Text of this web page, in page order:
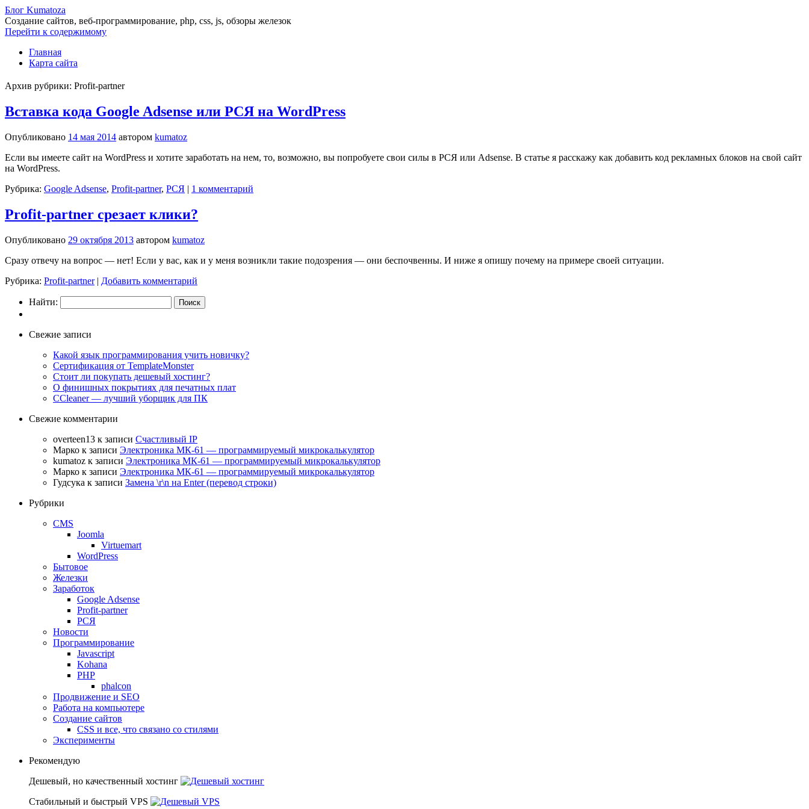
Блог Kumatoza
Создание сайтов, веб-программирование, php, css, js, обзоры железок
Перейти к содержимому
Главная
Карта сайта
Архив рубрики: Profit-partner
Вставка кода Google Adsense или РСЯ на WordPress
Опубликовано 14 мая 2014 автором kumatoz
Если вы имеете сайт на WordPress и хотите заработать на нем, то, возможно, вы попробуете свои силы в РСЯ или Adsense. В статье я расскажу как добавить код рекламных блоков на свой сайт
на WordPress.
Рубрика: Google Adsense, Profit-partner, РСЯ | 1 комментарий
Profit-partner срезает клики?
Опубликовано 29 октября 2013 автором kumatoz
Сразу отвечу на вопрос — нет! Если у вас, как и у меня возникли такие подозрения — они беспочвенны. И ниже я опишу почему на примере своей ситуации.
Рубрика: Profit-partner | Добавить комментарий
Найти:
Свежие записи
Какой язык программирования учить новичку?
Сертификация от TemplateMonster
Стоит ли покупать дешевый хостинг?
О финишных покрытиях для печатных плат
CCleaner — лучший уборщик для ПК
Свежие комментарии
overteen13 к записи Счастливый IP
Марко к записи Электроника МК-61 — программируемый микрокалькулятор
kumatoz к записи Электроника МК-61 — программируемый микрокалькулятор
Марко к записи Электроника МК-61 — программируемый микрокалькулятор
Гудсука к записи Замена \r\n на Enter (перевод строки)
Рубрики
CMS
Joomla
Virtuemart
WordPress
Бытовое
Железки
Заработок
Google Adsense
Profit-partner
РСЯ
Новости
Программирование
Javascript
Kohana
PHP
phalcon
Продвижение и SEO
Работа на компьютере
Создание сайтов
CSS и все, что связано со стилями
Эксперименты
Рекомендую
Дешевый, но качественный хостинг
Стабильный и быстрый VPS